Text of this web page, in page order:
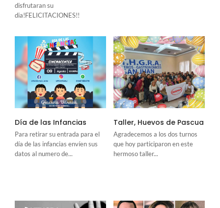
disfrutaran su
dia!FELICITACIONES!!
Día de las Infancias
Para retirar su entrada para el
día de las infancias envíen sus
datos al numero de...
Taller, Huevos de Pascua
Agradecemos a los dos turnos
que hoy participaron en este
hermoso taller...